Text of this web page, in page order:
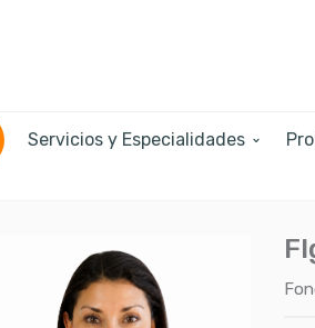
Servicios y Especialidades